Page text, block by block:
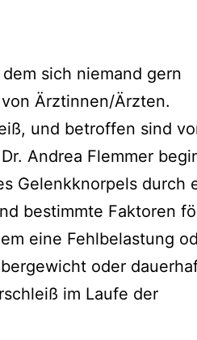
sich nie­mand gern
Ärztinnen/Ärzten.
und betrof­fen sind
Andrea Flemmer
Gelenkknorpels durch
bestimm­te Faktoren
eine Fehlbelastung
oder
im Laufe der